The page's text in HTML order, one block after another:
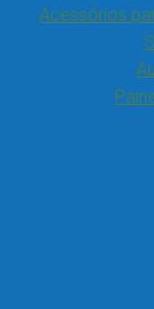
Acessórios